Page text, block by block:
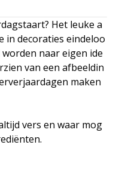
Het leuke a
in decoraties eindeloo
naar eigen ide
van een afbeeldin
maken
vers en waar mog